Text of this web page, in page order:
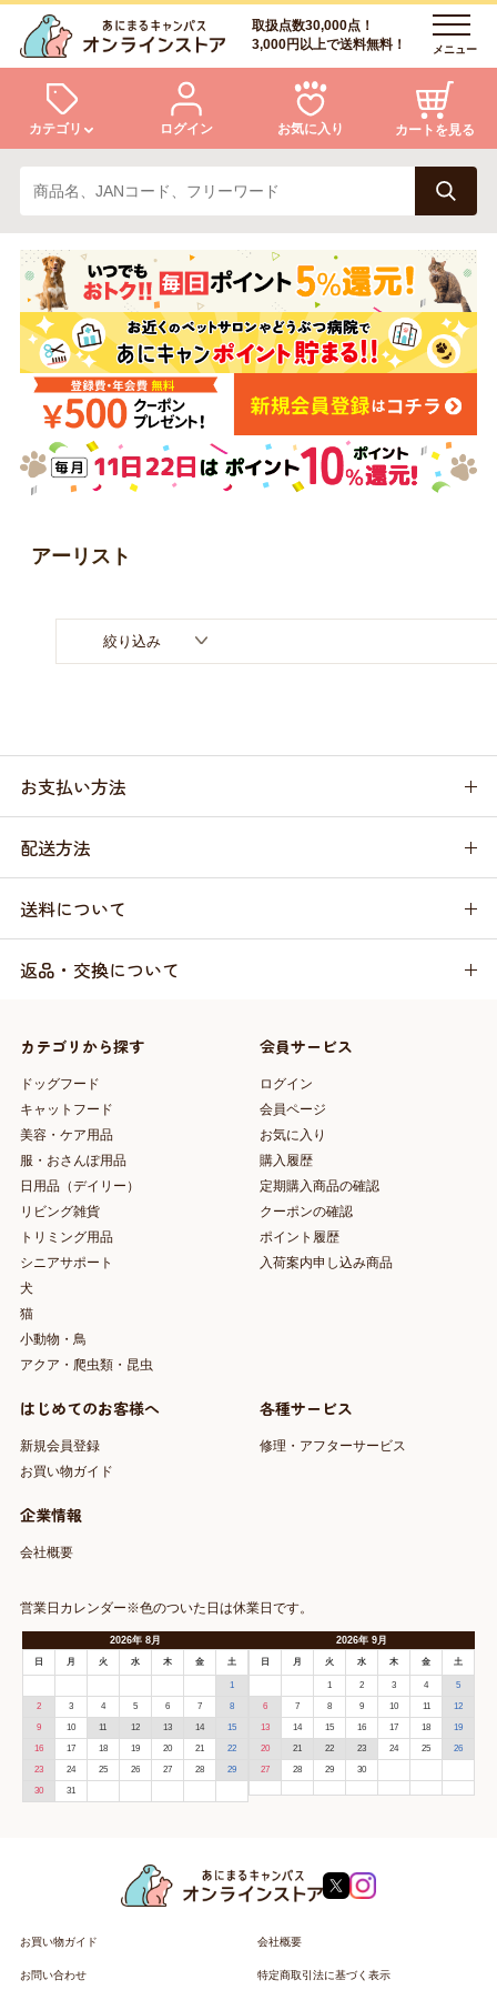
取扱点数30,000点！
3,000円以上で送料無料！
メニュー
カテゴリ
犬 猫
小動物・鳥 アクア・爬虫類・昆虫
ドッグフード キャットフード
美容・ケア用品 服・おさんぽ用品
日用品（デイリー）
ログイン お気に入り カートを見る
ログイン
会員登録
あにまるキャンパスについて
アフターサービス
商品リクエスト
お問い合わせ
アーリスト
絞り込み
お支払い方法
配送方法
送料について
返品・交換について
カテゴリから探す
ドッグフード
キャットフード
美容・ケア用品
服・おさんぽ用品
日用品（デイリー）
リビング雑貨
トリミング用品
シニアサポート
犬
猫
小動物・鳥
アクア・爬虫類・昆虫
会員サービス
ログイン
会員ページ
お気に入り
購入履歴
定期購入商品の確認
クーポンの確認
ポイント履歴
入荷案内申し込み商品
はじめてのお客様へ
新規会員登録
お買い物ガイド
各種サービス
修理・アフターサービス
企業情報
会社概要
営業日カレンダー※色のついた日は休業日です。
2026年 8月
日 月 火 水 木 金 土
1
2 3 4 5 6 7 8
9 10 11 12 13 14 15
16 17 18 19 20 21 22
23 24 25 26 27 28 29
30 31
2026年9月
日 月 火 水 木 金 土
1 2 3 4 5
6 7 8 9 10 11 12
13 14 15 16 17 18 19
20 21 22 23 24 25 26
27 28 29 30
お買い物ガイド 会社概要
お問い合わせ 特定商取引法に基づく表示